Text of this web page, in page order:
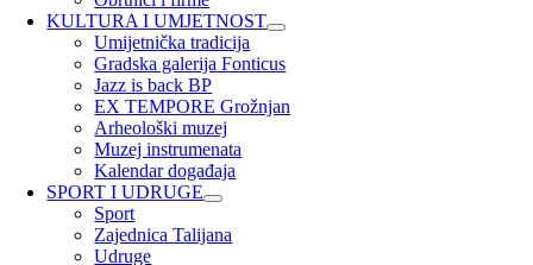
KULTURA I UMJETNOST
Umijetnička tradicija
Gradska galerija Fonticus
Jazz is back BP
EX TEMPORE Grožnjan
Arheološki muzej
Muzej instrumenata
Kalendar događaja
SPORT I UDRUGE
Sport
Zajednica Talijana
Udruge